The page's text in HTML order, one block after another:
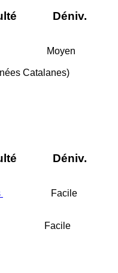
Déniv.
Moyen
Catalanes)
Déniv.
Facile